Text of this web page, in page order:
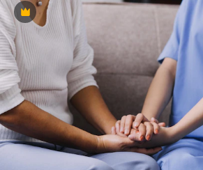
Premium